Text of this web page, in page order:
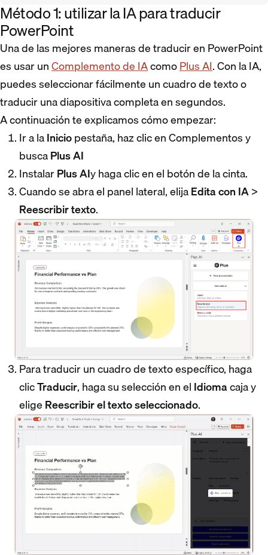
Método 1: utilizar la IA para traducir
PowerPoint
Una de las mejores maneras de traducir en PowerPoint
es usar unComplemento de IAcomoPlus AI. Con la IA,
puedes seleccionar fácilmente un cuadro de texto o
traducir una diapositiva completa en segundos.
A continuación te explicamos cómo empezar:
Ir a laIniciopestaña, haz clic en Complementos y
buscaPlus AI
InstalarPlus AIy haga clic en el botón de la cinta.
Cuando se abra el panel lateral, elijaEdita con IA>
Reescribir texto.
Para traducir un cuadro de texto específico, haga
clicTraducir, haga su selección en el Idiomacaja y
elige Reescribir el texto seleccionado.